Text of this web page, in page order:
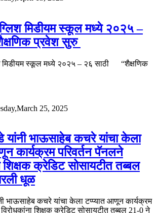
मिडीयम स्कूल मध्ये २०२५ –
प्रवेश सुरु
मिडीयम स्कूल मध्ये २०२५ – २६ साठी “शैक्षणिक
25, 2025
यांनी भाऊसाहेब कचरे यांचा केला
कार्यक्रम परिवर्तन पॅनलने
शिक्षक क्रेडिट सोसायटीत तब्बल
धूळ
भाऊसाहेब कचरे यांचा केला टप्प्यात आणून कार्यक्रम
शिक्षक क्रेडिट सोसायटीत तब्बल 21-0 ने